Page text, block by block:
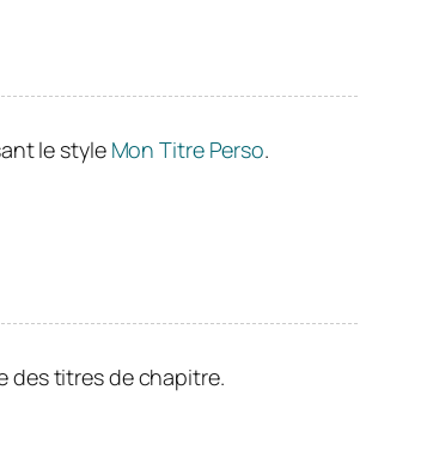
le style Mon Titre Perso.
des titres de chapitre.